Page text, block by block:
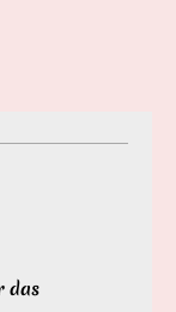
das